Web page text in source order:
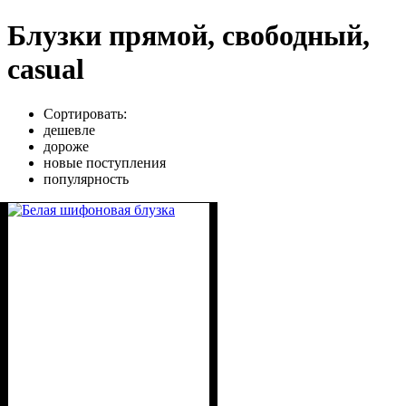
Блузки прямой, свободный,
casual
Сортировать:
дешевле
дороже
новые поступления
популярность